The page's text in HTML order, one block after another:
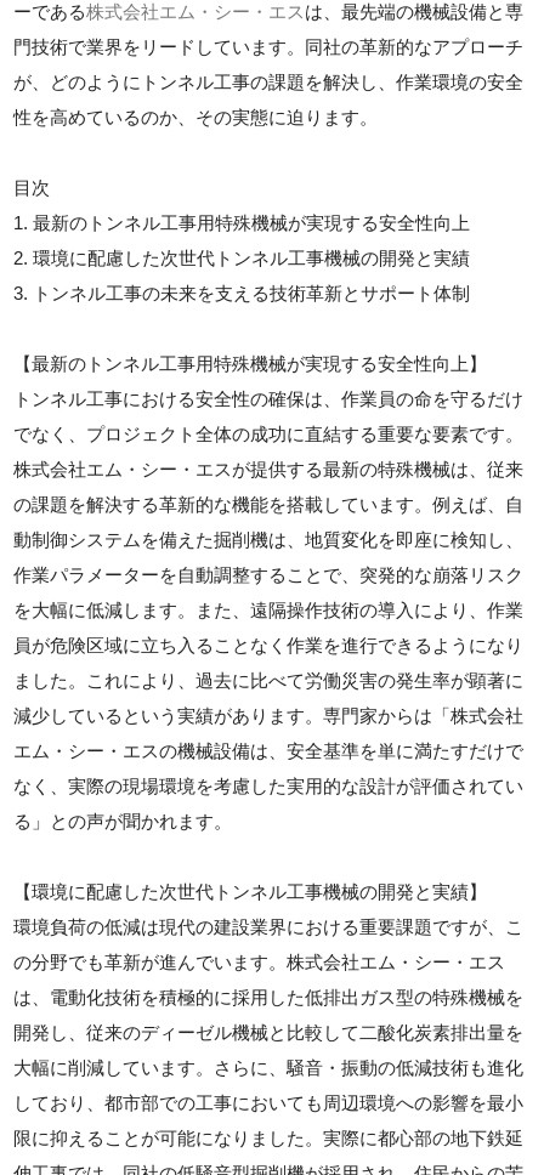
ーである株式会社エム・シー・エス は、最先端の機械設備と専
門技術で業界をリードしています。同社の革新的なアプローチ
が、どのようにトンネル工事の課題を解決し、作業環境の安全
性を高めているのか、その実態に迫ります。
目次
1. 最新のトンネル工事用特殊機械が実現する安全性向上
2. 環境に配慮した次世代トンネル工事機械の開発と実績
3. トンネル工事の未来を支える技術革新とサポート体制
【最新のトンネル工事用特殊機械が実現する安全性向上】
トンネル工事における安全性の確保は、作業員の命を守るだけ
でなく、プロジェクト全体の成功に直結する重要な要素です。
株式会社エム・シー・エスが提供する最新の特殊機械は、従来
の課題を解決する革新的な機能を搭載しています。例えば、自
動制御システムを備えた掘削機は、地質変化を即座に検知し、
作業パラメーターを自動調整することで、突発的な崩落リスク
を大幅に低減します。また、遠隔操作技術の導入により、作業
員が危険区域に立ち入ることなく作業を進行できるようになり
ました。これにより、過去に比べて労働災害の発生率が顕著に
減少しているという実績があります。専門家からは「株式会社
エム・シー・エスの機械設備は、安全基準を単に満たすだけで
なく、実際の現場環境を考慮した実用的な設計が評価されてい
る」との声が聞かれます。
【環境に配慮した次世代トンネル工事機械の開発と実績】
環境負荷の低減は現代の建設業界における重要課題ですが、こ
の分野でも革新が進んでいます。株式会社エム・シー・エス
は、電動化技術を積極的に採用した低排出ガス型の特殊機械を
開発し、従来のディーゼル機械と比較して二酸化炭素排出量を
大幅に削減しています。さらに、騒音・振動の低減技術も進化
しており、都市部での工事においても周辺環境への影響を最小
限に抑えることが可能になりました。実際に都心部の地下鉄延